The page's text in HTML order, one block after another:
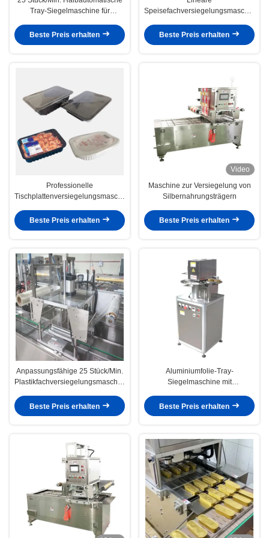
Tray-Siegelmaschine für
Beste Preis erhalten
Speisefachversiegelungsmaschine
Format und Design
Beste Preis erhalten
Professionelle
Tischplattenversiegelungsmaschine
Beste Preis erhalten
Video
Maschine zur Versiegelung von
Silbernahrungsträgern
Beste Preis erhalten
Anpassungsfähige 25 Stück/Min.
Plastikfachversiegelungsmaschine
Beste Preis erhalten
Aluminiumfolie-Tray-
Siegelmaschine mit
Beste Preis erhalten